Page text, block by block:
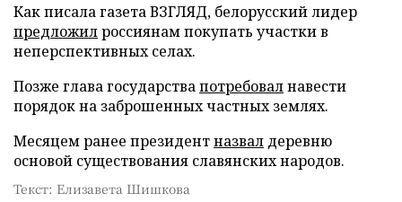
Как писала газета ВЗГЛЯД, белорусский лидер
предложилроссиянам покупать участки в
неперспективных селах.
Позже глава государствапотребовалнавести
порядок на заброшенных частных землях.
Месяцем ранее президентназвал деревню
основой существования славянских народов.
Текст: Елизавета Шишкова